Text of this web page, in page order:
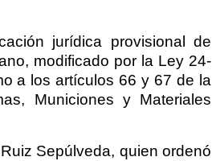
jurídica provisional de
modificado por la Ley 24-
a los artículos 66 y 67 de la
Municiones y Materiales
Sepúlveda, quien ordenó